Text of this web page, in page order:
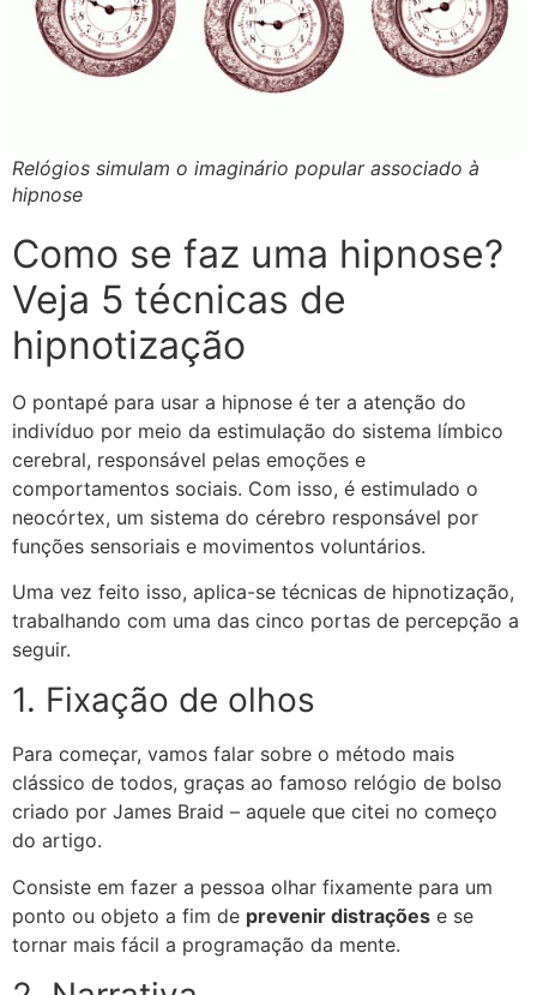
Relógios simulam o imaginário popular associado à
hipnose
Como se faz uma hipnose?
Veja 5 técnicas de
hipnotização
O pontapé para usar a hipnose é ter a atenção do
indivíduo por meio da estimulação do sistema límbico
cerebral, responsável pelas emoções e
comportamentos sociais. Com isso, é estimulado o
neocórtex, um sistema do cérebro responsável por
funções sensoriais e movimentos voluntários.
Uma vez feito isso, aplica-se técnicas de hipnotização,
trabalhando com uma das cinco portas de percepção a
seguir.
1. Fixação de olhos
Para começar, vamos falar sobre o método mais
clássico de todos, graças ao famoso relógio de bolso
criado por James Braid – aquele que citei no começo
do artigo.
Consiste em fazer a pessoa olhar fixamente para um
ponto ou objeto a fim de prevenir distrações e se
tornar mais fácil a programação da mente.